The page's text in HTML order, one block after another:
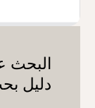
البحث
دليل